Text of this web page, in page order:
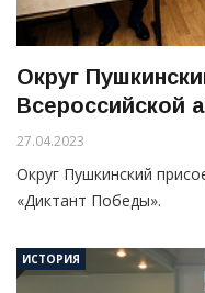
Округ
Всероссийской
27.04.2023
Округ Пушкинский
«Диктант Победы».
ИСТОРИЯ